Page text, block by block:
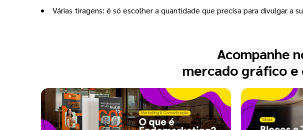
Várias tiragens: é só escolher a quantidade que precisa para divulgar a
Acompanhe
mercado gráfico e